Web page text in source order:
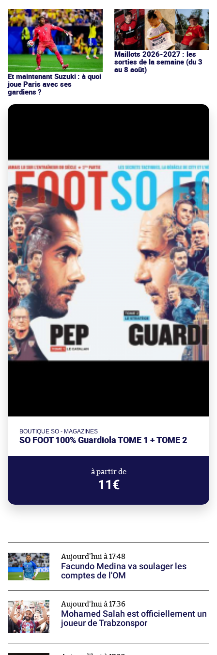
Et maintenant Suzuki : à quoi
joue Paris avec ses
gardiens ?
Maillots 2026-2027 : les
sorties de la semaine (du 3
au 8 août)
BOUTIQUE SO - MAGAZINES
SO FOOT 100% Guardiola TOME 1 + TOME 2
à partir de
11€
Aujourd'hui à 17:48
Facundo Medina va soulager les
comptes de l'OM
Aujourd'hui à 17:36
Mohamed Salah est officiellement un
joueur de Trabzonspor